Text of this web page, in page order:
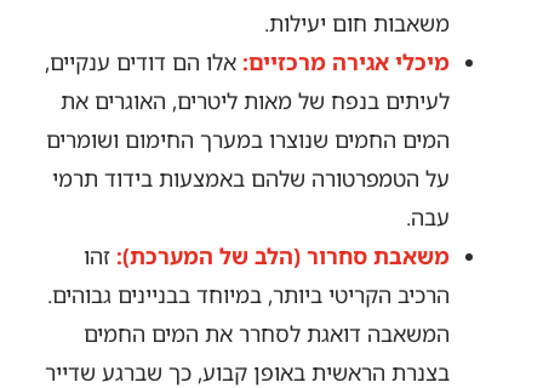
משאבות חום יעילות.
מיכלי אגירה מרכזיים: אלו הם דודים ענקיים,
לעיתים בנפח של מאות ליטרים, האוגרים את
המים החמים שנוצרו במערך החימום ושומרים
על הטמפרטורה שלהם באמצעות בידוד תרמי
עבה.
משאבת סחרור (הלב של המערכת): זהו
הרכיב הקריטי ביותר, במיוחד בבניינים גבוהים.
המשאבה דואגת לסחרר את המים החמים
בצנרת הראשית באופן קבוע, כך שברגע שדייר